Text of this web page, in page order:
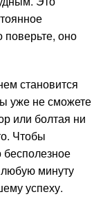
оно
становится
уже не сможете
или болтая ни
Чтобы
бесполезное
минуту
успеху.